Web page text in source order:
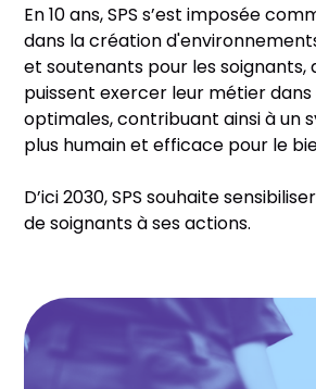
En 10 ans, SPS s’est imposée
dans la création
et soutenants pour les soignants,
puissent exercer leur métier
optimales, contribuant ainsi à un
plus humain et efficace pour le
D’ici 2030, SPS souhaite
de soignants à ses actions.